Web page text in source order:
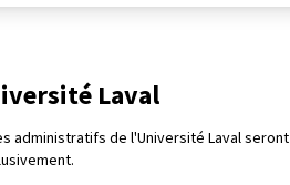
Laval
administratifs de l'Université Laval seront